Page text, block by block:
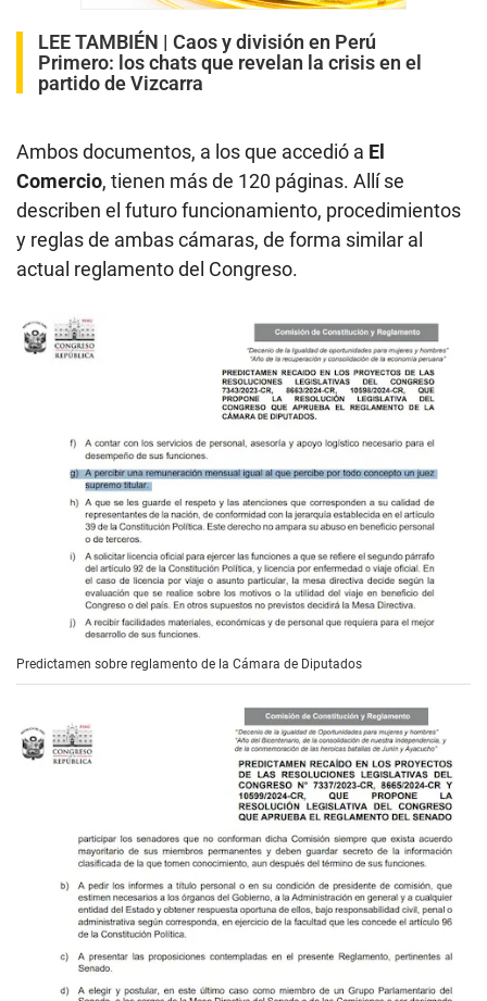
LEE TAMBIÉN | Caos y división en Perú
Primero: los chats que revelan la crisis en el
partido de Vizcarra
Ambos documentos, a los que accedió a El
Comercio, tienen más de 120 páginas. Allí se
describen el futuro funcionamiento, procedimientos
y reglas de ambas cámaras, de forma similar al
actual reglamento del Congreso.
Predictamen sobre reglamento de la Cámara de Diputados